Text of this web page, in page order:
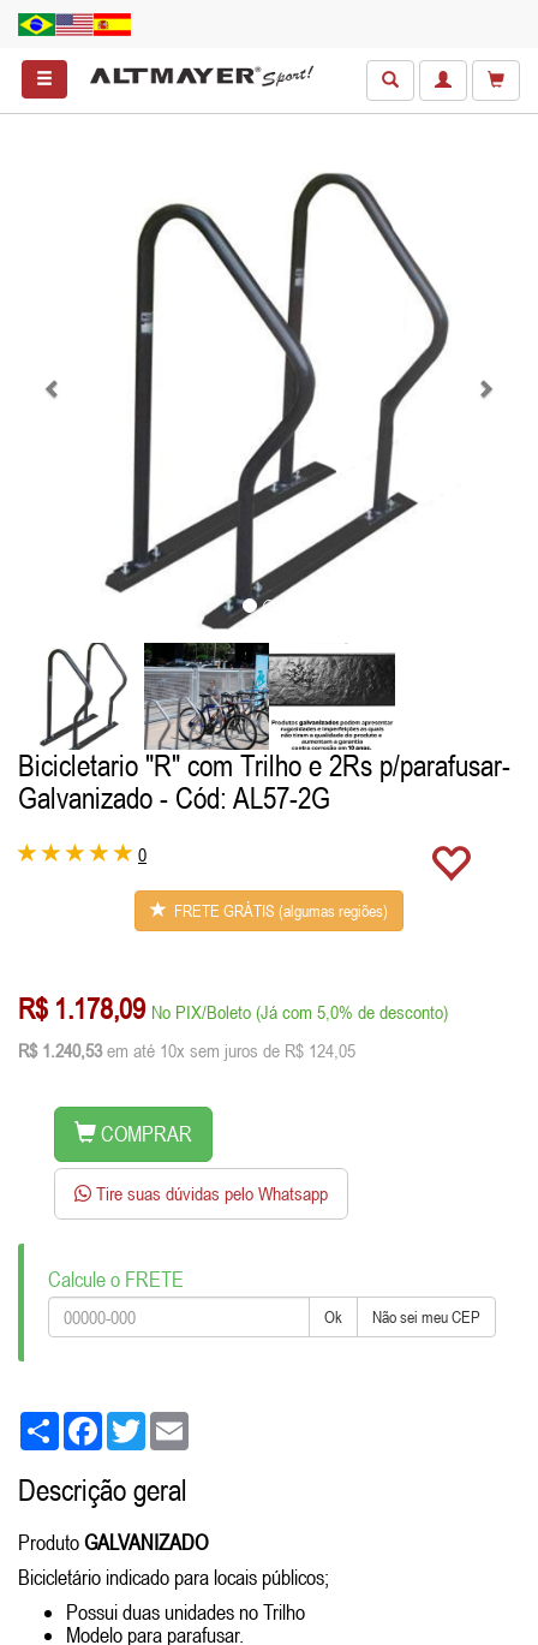
Bicicletario "R" com Trilho e 2Rs p/parafusar-
Galvanizado - Cód: AL57-2G
0
FRETE GRÁTIS (algumas regiões)
R$ 1.178,09 No PIX/Boleto (Já com 5,0% de desconto)
R$ 1.240,53 em até 10x sem juros de R$ 124,05
COMPRAR
Tire suas dúvidas pelo Whatsapp
Calcule o FRETE
Ok Não sei meu CEP
Share FacebookTwitter
Descrição geral
ProdutoGALVANIZADO
Bicicletário indicado para locais públicos;
Possui duas unidades no Trilho
Modelo para parafusar.